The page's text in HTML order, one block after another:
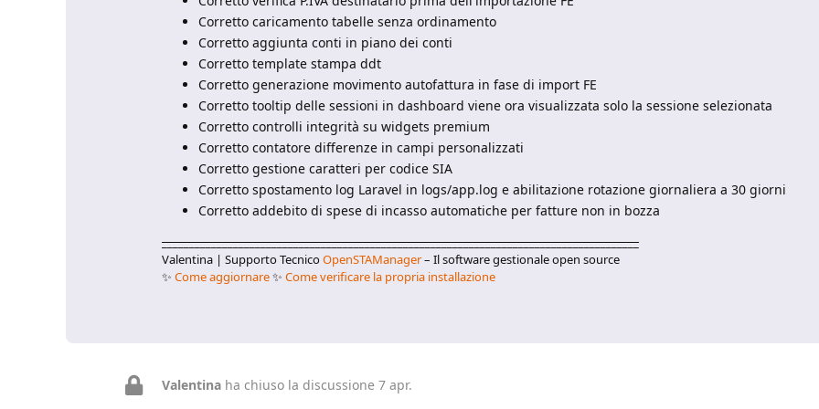
Corretto caricamento tabelle senza ordinamento
Corretto aggiunta conti in piano dei conti
Corretto template stampa ddt
Corretto generazione movimento autofattura in fase di import FE
Corretto tooltip delle sessioni in dashboard viene ora visualizzata solo la sessione selezionata
Corretto controlli integrità su widgets premium
Corretto contatore differenze in campi personalizzati
Corretto gestione caratteri per codice SIA
Corretto spostamento log Laravel in logs/app.log e abilitazione rotazione giornaliera a 30 giorni
Corretto addebito di spese di incasso automatiche per fatture non in bozza
_______________________________________________________________________________________
Valentina | Supporto TecnicoOpenSTAManager– Il software gestionale open source
✨ Come aggiornare✨ Come verificare la propria installazione
Valentina ha chiuso la discussione 7 apr.